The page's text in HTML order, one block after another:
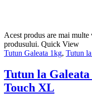
Acest produs are mai
produsului. Quick View
Tutun Galeata 1kg, Tutun
Tutun la
Touch XL